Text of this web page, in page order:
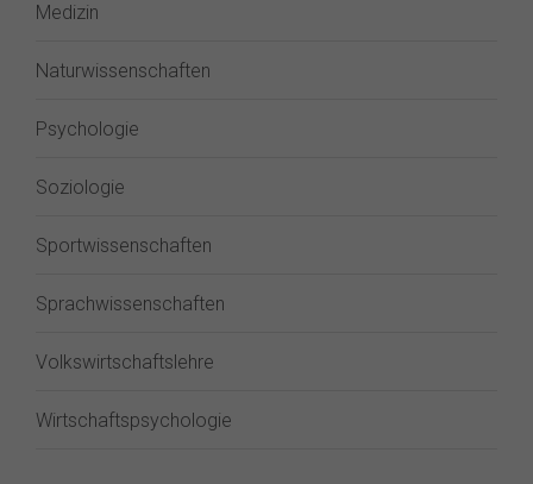
Medizin
Naturwissenschaften
Psychologie
Soziologie
Sportwissenschaften
Sprachwissenschaften
Volkswirtschaftslehre
Wirtschaftspsychologie